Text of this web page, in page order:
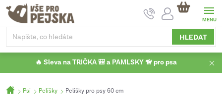
Přejít
obsah
HLEDAT
NÁKUPNÍ
KOŠÍK
🔥 Sleva na TRIČKA 🎒 a PAMLSKY 🦮 pro psa
Domů
Psi Pelíšky Pelíšky pro psy 60 cm